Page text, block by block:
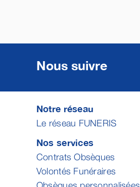
Nous suivre
Notre réseau
Le réseau FUNERIS
Nos services
Contrats Obsèques
Volontés Funéraires